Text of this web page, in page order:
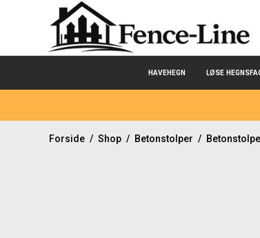
HAVEHEGN LØSE
Forside / Shop / Betonstolper /